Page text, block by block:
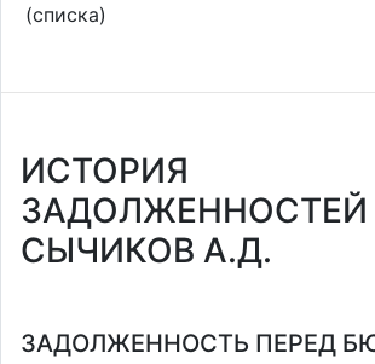
(списка)
ИСТОРИЯ
ЗАДОЛЖЕННОСТЕЙ
СЫЧИКОВ А.Д.
ЗАДОЛЖЕННОСТЬ ПЕРЕД